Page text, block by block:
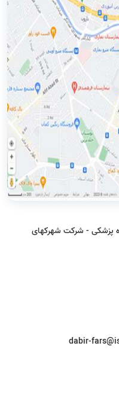
پزشکی - شرکت شهرکهای
dabir-